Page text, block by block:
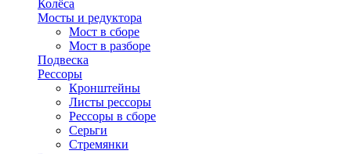
Колёса
Мосты и редуктора
Мост в сборе
Мост в разборе
Подвеска
Рессоры
Кронштейны
Листы рессоры
Рессоры в сборе
Серьги
Стремянки